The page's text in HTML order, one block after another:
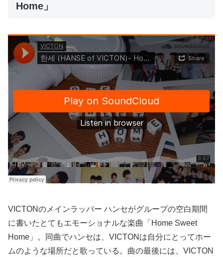
Home」
VICTONのメインラッパー ハンセがグループの空白期間
に書いたとてもエモーショナルな楽曲「Home Sweet
Home」。同曲でハンセは、VICTONは自分にとってホー
ムのような場所だと歌っている。曲の最後には、VICTON